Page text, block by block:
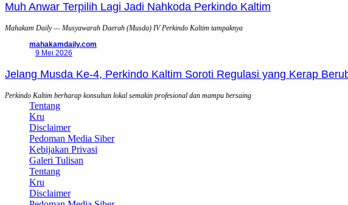
Muh Anwar Terpilih Lagi Jadi Nahkoda Perkindo Kaltim
Mahakam Daily — Musyawarah Daerah (Musda) IV Perkindo Kaltim tampaknya
mahakamdaily.com
9 Mei 2026
Jelang Musda Ke-4, Perkindo Kaltim Soroti Regulasi yang Kerap
Perkindo Kaltim berharap konsultan lokal semakin profesional dan mampu bersaing
Tentang
Kru
Disclaimer
Pedoman Media Siber
Kebijakan Privasi
Galeri Tulisan
Tentang
Kru
Disclaimer